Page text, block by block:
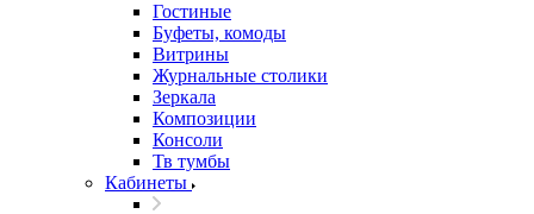
Гостиные
Буфеты, комоды
Витрины
Журнальные столики
Зеркала
Композиции
Консоли
Тв тумбы
Кабинеты